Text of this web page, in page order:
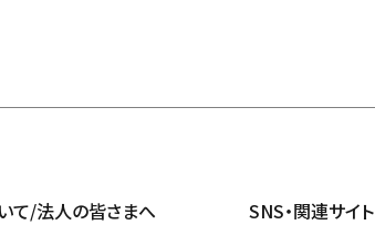
て/法人の皆さまへ SNS・関連サイト